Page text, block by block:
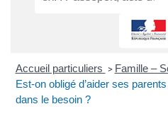
Accueil particuliers > Famille –
Est-on obligé d’aider ses
dans le besoin ?